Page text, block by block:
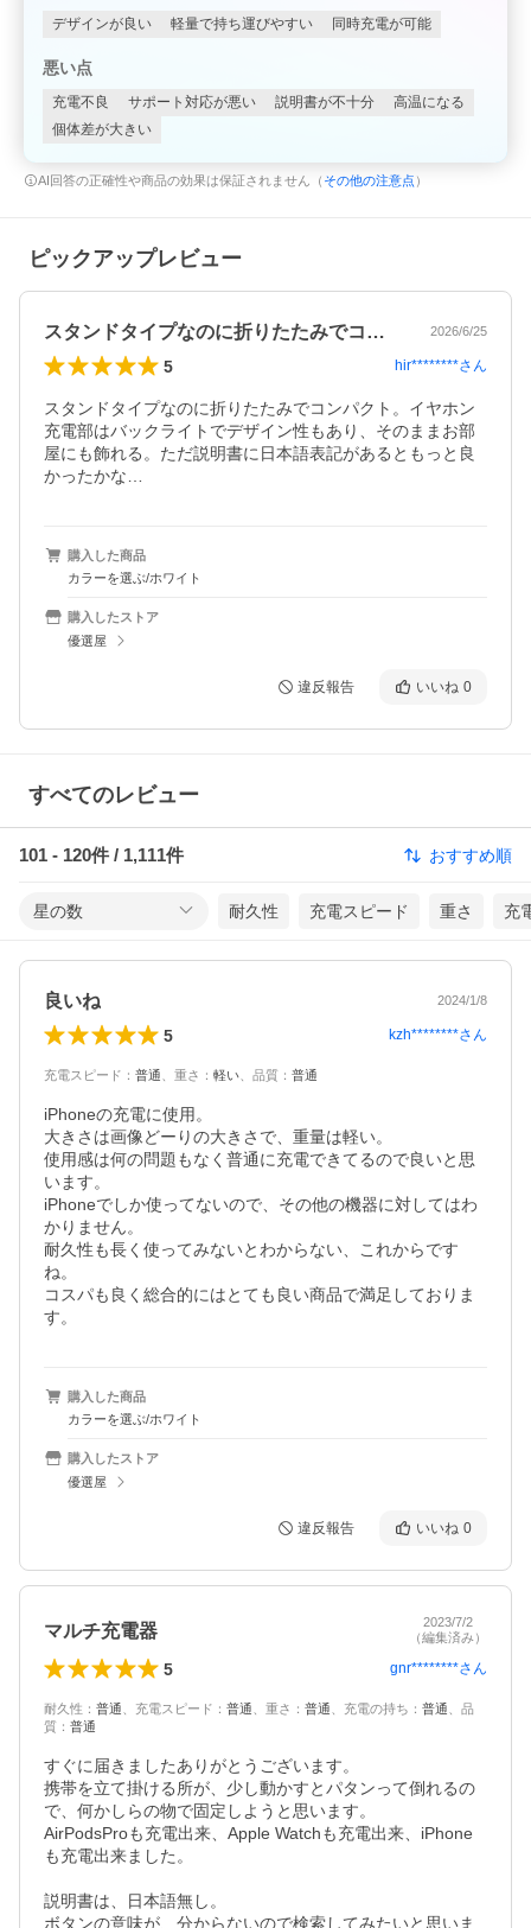
デザインが良い 軽量で持ち運びやすい 同時充電が可能
悪い点
充電不良 サポート対応が悪い 説明書が不十分
高温になる
個体差が大きい
AI回答の正確性や商品の効果は保証されません（ その他の注意点 ）
ピックアップレビュー
スタンドタイプなのに折りたたみでコンパ… 2026/6/25
5 hir********さん
スタンドタイプなのに折りたたみでコンパクト。イヤホン
充電部はバックライトでデザイン性もあり、そのままお部
屋にも飾れる。ただ説明書に日本語表記があるともっと良
かったかな…
購入した商品
カラーを選ぶ/ホワイト
購入したストア
優選屋
違反報告 いいね 0
すべてのレビュー
101 - 120件 / 1,111件 おすすめ順
星の数 耐久性 充電スピード 重さ 充
良いね 2024/1/8
5 kzh********さん
充電スピード ： 普通 重さ ： 軽い 品質 ： 普通
iPhoneの充電に使用。
大きさは画像どーりの大きさで、重量は軽い。
使用感は何の問題もなく普通に充電できてるので良いと思
います。
iPhoneでしか使ってないので、その他の機器に対してはわ
かりません。
耐久性も長く使ってみないとわからない、これからです
ね。
コスパも良く総合的にはとても良い商品で満足しておりま
す。
購入した商品
カラーを選ぶ/ホワイト
購入したストア
優選屋
違反報告 いいね 0
マルチ充電器
2023/7/2
（編集済み）
5 gnr********さん
耐久性 ： 普通 充電スピード ： 普通 重さ ： 普通 充電の持ち ： 普通
品
質 ： 普通
すぐに届きましたありがとうございます。
携帯を立て掛ける所が、少し動かすとパタンって倒れるの
で、何かしらの物で固定しようと思います。
AirPodsProも充電出来、Apple Watchも充電出来、iPhone
も充電出来ました。
説明書は、日本語無し。
ボタンの意味が、分からないので検索してみたいと思いま